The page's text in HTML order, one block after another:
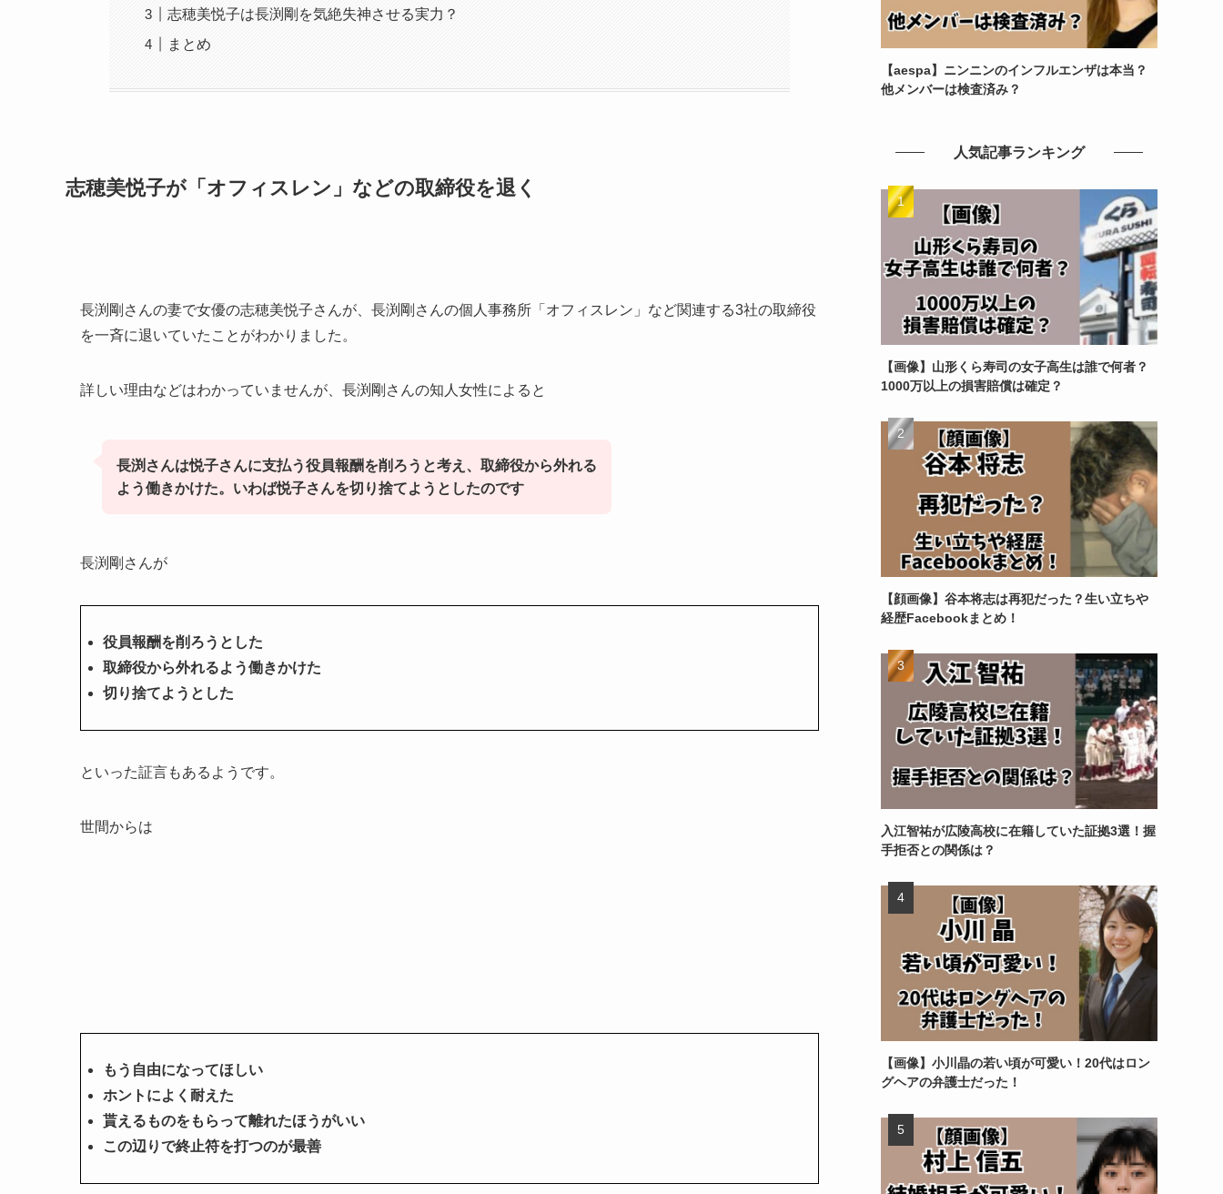
志穂美悦子は長渕剛を気絶失神させる実力？
まとめ
志穂美悦子が「オフィスレン」などの取締役を退く
長渕剛さんの妻で女優の志穂美悦子さんが、長渕剛さんの個人事務所「オフィスレン」など関連する3社の取締役
を一斉に退いていたことがわかりました。
詳しい理由などはわかっていませんが、長渕剛さんの知人女性によると
長渕さんは悦子さんに支払う役員報酬を削ろうと考え、取締役から外れる
よう働きかけた。いわば悦子さんを切り捨てようとしたのです
長渕剛さんが
役員報酬を削ろうとした
取締役から外れるよう働きかけた
切り捨てようとした
といった証言もあるようです。
世間からは
もう自由になってほしい
ホントによく耐えた
貰えるものをもらって離れたほうがいい
この辺りで終止符を打つのが最善
【aespa】ニンニンのインフルエンザは本当？
他メンバーは検査済み？
人気記事ランキング
【画像】山形くら寿司の女子高生は誰で何者？
1000万以上の損害賠償は確定？
【顔画像】谷本将志は再犯だった？生い立ちや
経歴Facebookまとめ！
入江智祐が広陵高校に在籍していた証拠3選！握
手拒否との関係は？
【画像】小川晶の若い頃が可愛い！20代はロン
グヘアの弁護士だった！